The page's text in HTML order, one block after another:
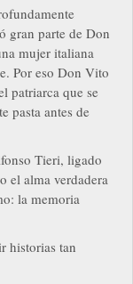
gran parte de Don
mujer italiana
Por eso Don Vito
patriarca que se
pasta antes de
Tieri, ligado
el alma verdadera
la memoria
historias tan